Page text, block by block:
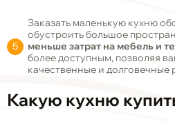
Заказать маленькую кухню
обустроить большое
меньше затрат на мебель и
более доступным, позволяя
качественные и долговечные
Какую кухню